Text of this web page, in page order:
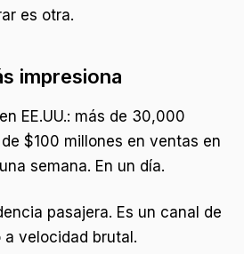
es otra.
impresiona
EE.UU.: más de 30,000
$100 millones en ventas en
semana. En un día.
pasajera. Es un canal de
velocidad brutal.